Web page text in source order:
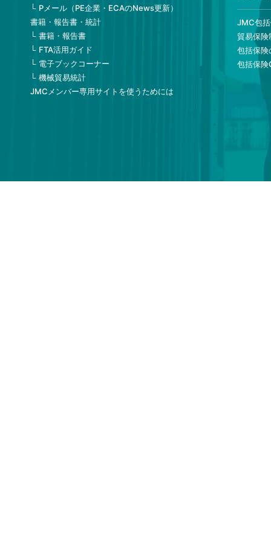
Pメール（PE企業・ECAのNews更新）
書籍・報告書・統計
書籍・報告書
FTA活用ガイド
電子ブックコーナー
機械貿易統計
JMCメンバー専用サイトを使うためには
JMC包
貿易保険
包括保険
包括保険